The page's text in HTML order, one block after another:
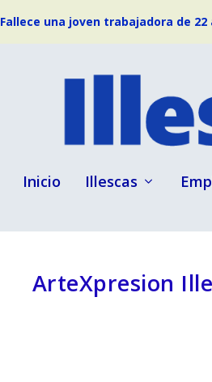
Fallece una joven trabajadora de
Inicio Illescas
ArteXpresion